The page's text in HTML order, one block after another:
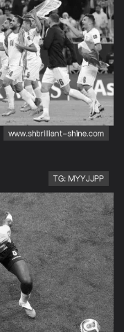
顾：奥地
利亚
分：墨西
级